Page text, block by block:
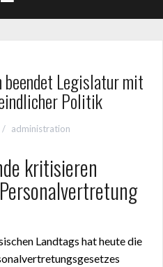
Legislatur mit
Politik
administration
kritisieren
Landtags hat heute die